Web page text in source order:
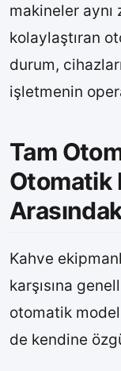
makineler aynı
kolaylaştıran
durum,
işletmenin
Tam
Otomatik
Kahve
karşısına
otomatik
de kendine